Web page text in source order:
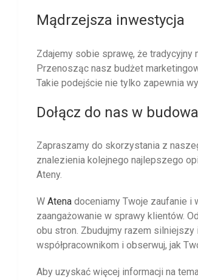
Mądrzejsza inwestycja
Zdajemy sobie sprawę, że tradycyjny
Przenosząc nasz budżet
Takie podejście nie tylko zapewnia
Dołącz do nas w
Zapraszamy do skorzystania z
znalezienia kolejnego najlepszego
Ateny.
W Atena doceniamy Twoje zaufanie i
zaangażowanie w sprawy klientów.
obu stron. Zbudujmy razem
współpracownikom i obserwuj, jak
Aby uzyskać więcej informacji na